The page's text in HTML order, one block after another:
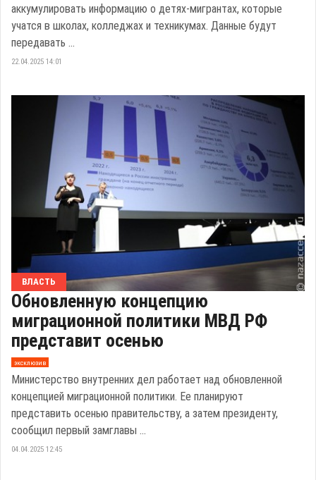
аккумулировать информацию о детях-мигрантах, которые
учатся в школах, колледжах и техникумах. Данные будут
передавать ...
22.04.2025 14:01
ВЛАСТЬ
Обновленную концепцию
миграционной политики МВД РФ
представит осенью
эксклюзив
Министерство внутренних дел работает над обновленной
концепцией миграционной политики. Ее планируют
представить осенью правительству, а затем президенту,
сообщил первый замглавы ...
04.04.2025 12:45